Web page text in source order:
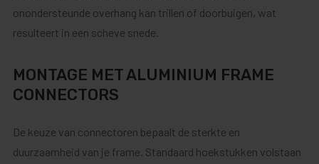
onondersteunde overhang kan trillen of doorbuigen, wat
resulteert in een scheve snede.
MONTAGE MET ALUMINIUM FRAME
CONNECTORS
De keuze van connectoren bepaalt de sterkte en
duurzaamheid van je frame. Standaard hoekstukken volstaan